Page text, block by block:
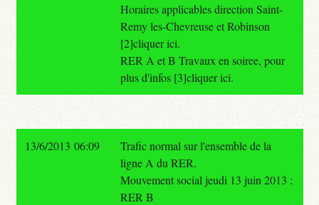
Horaires applicables direction Saint-
Remy les-Chevreuse et Robinson
[2]cliquer ici.
RER A et B Travaux en soiree, pour
plus d'infos [3]cliquer ici.
13/6/2013 06:09
Trafic normal sur l'ensemble de la
ligne A du RER.
Mouvement social jeudi 13 juin 2013 :
RER B